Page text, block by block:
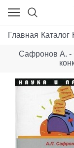
Главная Каталог
Сафронов А. -